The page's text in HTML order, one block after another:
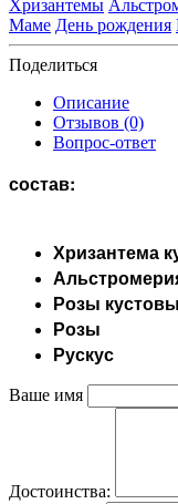
Хризантемы
Маме День рождения
Поделиться
Описание
Отзывов (0)
Вопрос-ответ
состав:
Хризантема
Розы
Розы
Рускус
Ваше имя
Достоинства: